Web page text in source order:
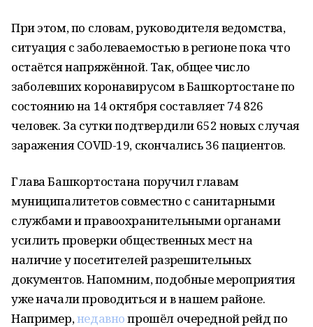
При этом, по словам, руководителя ведомства,
ситуация с заболеваемостью в регионе пока что
остаётся напряжённой. Так, общее число
заболевших коронавирусом в Башкортостане по
состоянию на 14 октября составляет 74 826
человек. За сутки подтвердили 652 новых случая
заражения COVID-19, скончались 36 пациентов.
Глава Башкортостана поручил главам
муниципалитетов совместно с санитарными
службами и правоохранительными органами
усилить проверки общественных мест на
наличие у посетителей разрешительных
документов. Напомним, подобные мероприятия
уже начали проводиться и в нашем районе.
Например,недавнопрошёл очередной рейд по